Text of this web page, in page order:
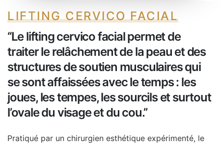
LIFTING CERVICO FACIAL
‘‘Le lifting cervico facial permet de
traiter le relâchement de la peau et des
structures de soutien musculaires qui
se sont affaissées avec le temps : les
joues, les tempes, les sourcils et surtout
l’ovale du visage et du cou.’’
Pratiqué par un chirurgien esthétique expérimenté, le